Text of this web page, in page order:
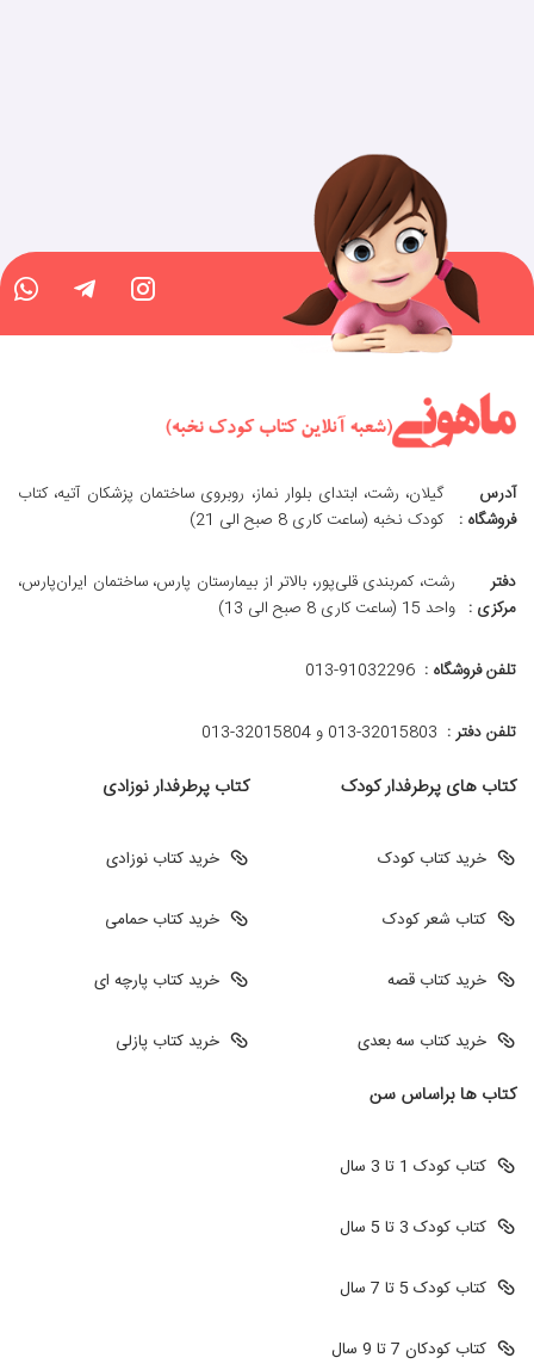
آدرس
فروشگاه :
گیلان، رشت، ابتدای بلوار نماز، روبروی ساختمان پزشکان آتیه، کتاب
کودک نخبه (ساعت کاری 8 صبح الی 21)
دفتر
مرکزی :
رشت، کمربندی قلی‌پور، بالاتر از بیمارستان پارس، ساختمان ایران‌پارس،
واحد 15 (ساعت کاری 8 صبح الی 13)
تلفن فروشگاه : 013-91032296
تلفن دفتر : 013-32015803 و 32015804-013
کتاب های پرطرفدار کودک
خرید کتاب کودک
کتاب شعر کودک
خرید کتاب قصه
خرید کتاب سه بعدی
کتاب پرطرفدار نوزادی
خرید کتاب نوزادی
خرید کتاب حمامی
خرید کتاب پارچه ای
خرید کتاب پازلی
کتاب ها براساس سن
کتاب کودک 1 تا 3 سال
کتاب کودک 3 تا 5 سال
کتاب کودک 5 تا 7 سال
کتاب کودکان 7 تا 9 سال